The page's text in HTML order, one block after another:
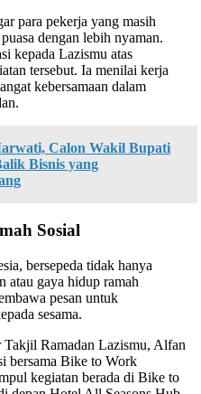
para pekerja yang masih
dengan lebih nyaman.
kepada Lazismu atas
tersebut. Ia menilai kerja
kebersamaan dalam
Calon Wakil Bupati
Bisnis yang
Sosial
bersepeda tidak hanya
atau gaya hidup ramah
pesan untuk
sesama.
Takjil Ramadan Lazismu, Alfan
bersama Bike to Work
kegiatan berada di Bike to